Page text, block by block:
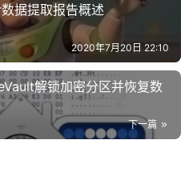
2020年7月20日 22:10
解锁加密分区并恢复数
下一篇